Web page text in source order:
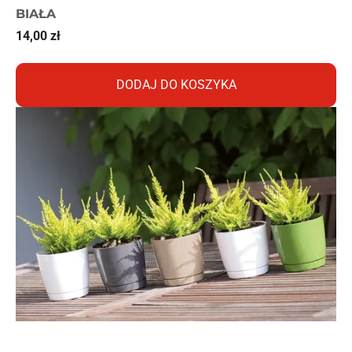
BIAŁA
14,00 zł
DODAJ DO KOSZYKA